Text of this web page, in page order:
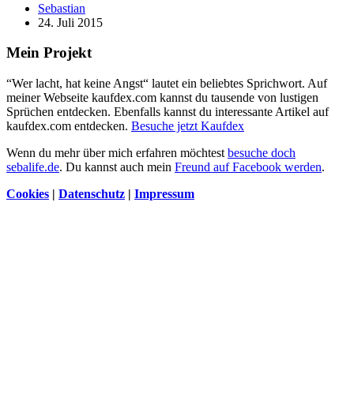
Sebastian
24. Juli 2015
Mein Projekt
“Wer lacht, hat keine Angst“ lautet ein beliebtes Sprichwort. Auf
meiner Webseite kaufdex.com kannst du tausende von lustigen
Sprüchen entdecken. Ebenfalls kannst du interessante Artikel auf
kaufdex.com entdecken. Besuche jetzt Kaufdex
Wenn du mehr über mich erfahren möchtest besuche doch
sebalife.de. Du kannst auch mein Freund auf Facebook werden.
Cookies | Datenschutz | Impressum